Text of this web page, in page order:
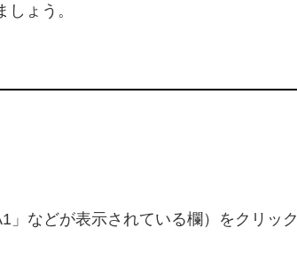
ょう。
」などが表示されている欄）をクリック